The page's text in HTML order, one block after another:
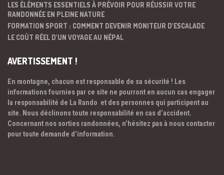
LES ÉLÉMENTS ESSENTIELS À PRÉVOIR POUR RÉUSSIR VOTRE
RANDONNÉE EN PLEINE NATURE
FORMATION SPORT : COMMENT DEVENIR MONITEUR D’ESCALADE
LE COÛT RÉEL D’UN VOYAGE AU NÉPAL
AVERTISSEMENT !
En montagne, chacun est responsable de sa sécurité ! Les
informations fournies par ce site ne pourront en aucun cas engager
la responsabilité de La Rando et des personnes qui participent au
site. Nous déclinons toute responsabilité en cas d’accident.
Concernant nos sorties randonnées, n’hésitez pas à nous contacter
pour toute demande d’information.